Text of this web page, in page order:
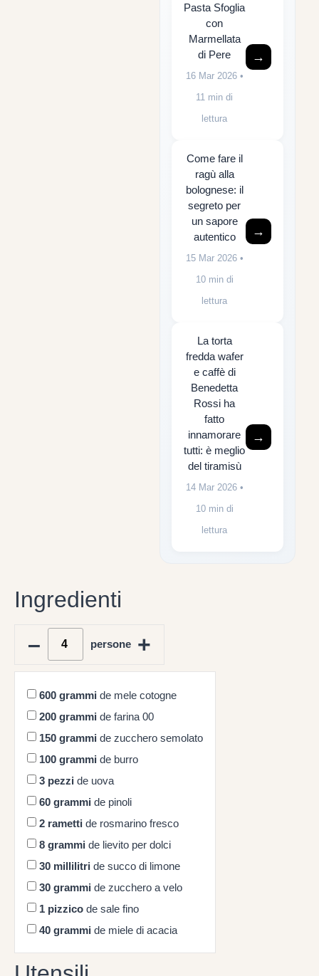
Pasta Sfoglia
con
Marmellata
di Pere
16 Mar 2026•
11 min di
lettura
→
Come fare il
ragù alla
bolognese: il
segreto per
un sapore
autentico
15 Mar 2026•
10 min di
lettura
→
La torta
fredda wafer
e caffè di
Benedetta
Rossi ha
fatto
innamorare
tutti: è meglio
del tiramisù
14 Mar 2026•
10 min di
lettura
→
Ingredienti
–
persone +
600 grammi de mele cotogne
200 grammi de farina 00
150 grammi de zucchero semolato
100 grammi de burro
3 pezzi de uova
60 grammi de pinoli
2 rametti de rosmarino fresco
8 grammi de lievito per dolci
30 millilitri de succo di limone
30 grammi de zucchero a velo
1 pizzico de sale fino
40 grammi de miele di acacia